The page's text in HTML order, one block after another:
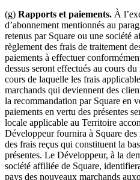
(g) Rapports et paiements. À
d’abonnement mentionnés au
retenus par Square ou une société
règlement des frais de traitement
paiements à effectuer
dessus seront effectués au cours
cours de laquelle les frais
marchands qui deviennent des
la recommandation par Square en
paiements en vertu des présentes
locale applicable au Territoire
Développeur fournira à Square des
des frais reçus qui constituent la
présentes. Le Développeur, à la
société affiliée de Square,
pays des nouveaux marchands